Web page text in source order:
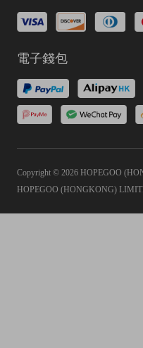
電子錢包
Copyright © 2026 HOPEGOO
HOPEGOO (HONGKONG)